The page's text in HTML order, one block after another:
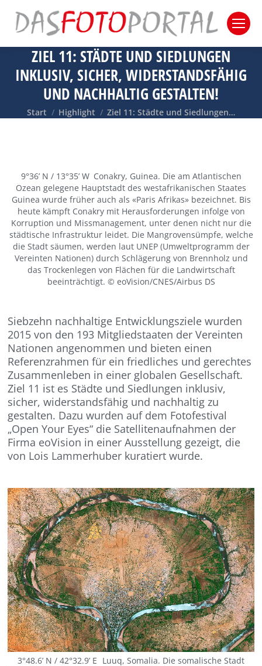
ZIEL 11: STÄDTE UND SIEDLUNGEN
INKLUSIV, SICHER, WIDERSTANDSFÄHIG
UND NACHHALTIG GESTALTEN!
Sie befinden sich hier:
Start Highlight Ziel 11: Städte und Siedlungen…
9°36’ N / 13°35’ W Conakry, Guinea. Die am Atlantischen
Ozean gelegene Hauptstadt des westafrikanischen Staates
Guinea wurde früher auch als «Paris Afrikas» bezeichnet. Bis
heute kämpft Conakry mit Herausforderungen infolge von
Korruption und Missmanagement, unter denen nicht nur die
städtische Infrastruktur leidet. Die Mangrovensümpfe, welche
die Stadt säumen, werden laut UNEP (Umweltprogramm der
Vereinten Nationen) durch Schlägerung von Brennholz und
das Trockenlegen von Flächen für die Landwirtschaft
beeinträchtigt. © eoVision/CNES/Airbus DS
Siebzehn nachhaltige Entwicklungsziele wurden
2015 von den 193 Mitgliedstaaten der Vereinten
Nationen angenommen und bieten einen
Referenzrahmen für ein friedliches und gerechtes
Zusammenleben in einer globalen Gesellschaft.
Ziel 11 ist es Städte und Siedlungen inklusiv,
sicher, widerstandsfähig und nachhaltig zu
gestalten. Dazu wurden auf dem Fotofestival
„Open Your Eyes“ die Satellitenaufnahmen der
Firma eoVision in einer Ausstellung gezeigt, die
von Lois Lammerhuber kuratiert wurde.
3°48.6’ N / 42°32.9’ E Luuq, Somalia. Die somalische Stadt